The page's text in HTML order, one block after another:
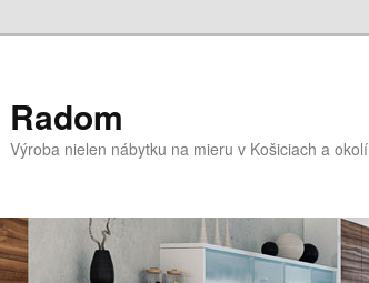
Radom
Výroba nielen nábytku na mieru v Košiciach a okolí